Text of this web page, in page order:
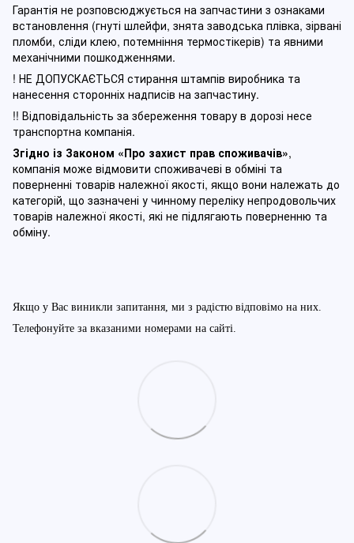
Гарантія не розповсюджується на запчастини з ознаками
встановлення (гнуті шлейфи, знята заводська плівка, зірвані
пломби, сліди клею, потемніння термостікерів) та явними
механічними пошкодженнями.
! НЕ ДОПУСКАЄТЬСЯ стирання штампів виробника та
нанесення сторонніх надписів на запчастину.
!! Відповідальність за збереження товару в дорозі несе
транспортна компанія.
Згідно із Законом «Про захист прав споживачів»,
компанія може відмовити споживачеві в обміні та
поверненні товарів належної якості, якщо вони належать до
категорій, що зазначені у чинному переліку непродовольчих
товарів належної якості, які не підлягають поверненню та
обміну.
Якщо у Вас виникли запитання, ми з радістю відповімо на них.
Телефонуйте за вказаними номерами на сайті.